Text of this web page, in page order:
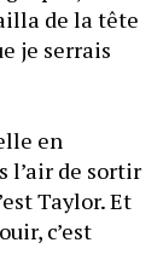
de la tête
je serrais
en
l’air de sortir
Taylor. Et
c’est